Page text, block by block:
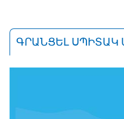
ԳՐԱՆՑԵԼ ՍՊԻՏԱԿ